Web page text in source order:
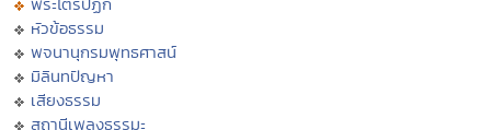
หัวข้อธรรม
พจนานุกรมพุทธศาสน์
มิลินทปัญหา
เสียงธรรม
สถานีเพลงธรรมะ